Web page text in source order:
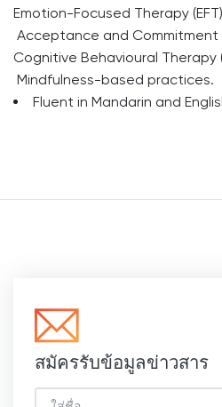
Emotion-Focused
Acceptance and Commitment
Cognitive Behavioural
Mindfulness-based practices.
Fluent in Mandarin and
สมัครรับข้อมูลข่าวสาร